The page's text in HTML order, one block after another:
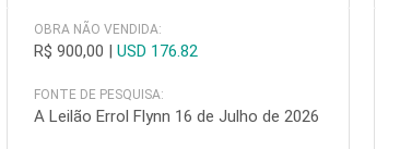
OBRA NÃO VENDIDA:
R$ 900,00 |USD 176.82
FONTE DE PESQUISA:
A Leilão Errol Flynn 16 de Julho de 2026